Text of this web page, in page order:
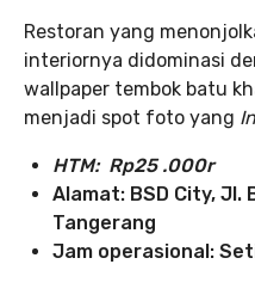
Restoran yang
interiornya didominasi
wallpaper tembok batu
menjadi spot foto yang
HTM: Rp25 .000r
Alamat: BSD City, Jl.
Tangerang
Jam operasional: